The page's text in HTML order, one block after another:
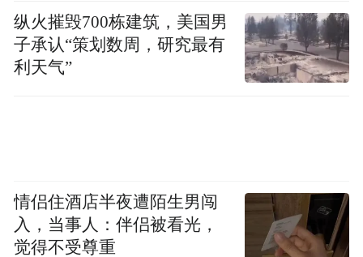
纵火摧毁700栋建筑，美国男
子承认“策划数周，研究最有
利天气”
情侣住酒店半夜遭陌生男闯
入，当事人：伴侣被看光，
觉得不受尊重